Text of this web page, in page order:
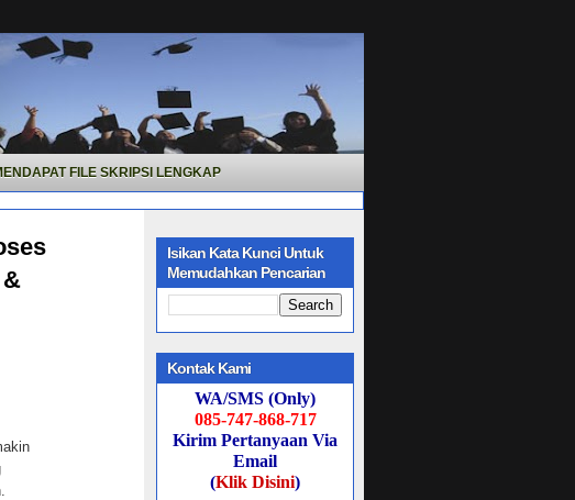
FILE SKRIPSI LENGKAP
Isikan Kata Kunci Untuk
Memudahkan Pencarian
Kontak Kami
WA/SMS (Only)
085-747-868-717
Kirim Pertanyaan Via
Email
(Klik Disini)